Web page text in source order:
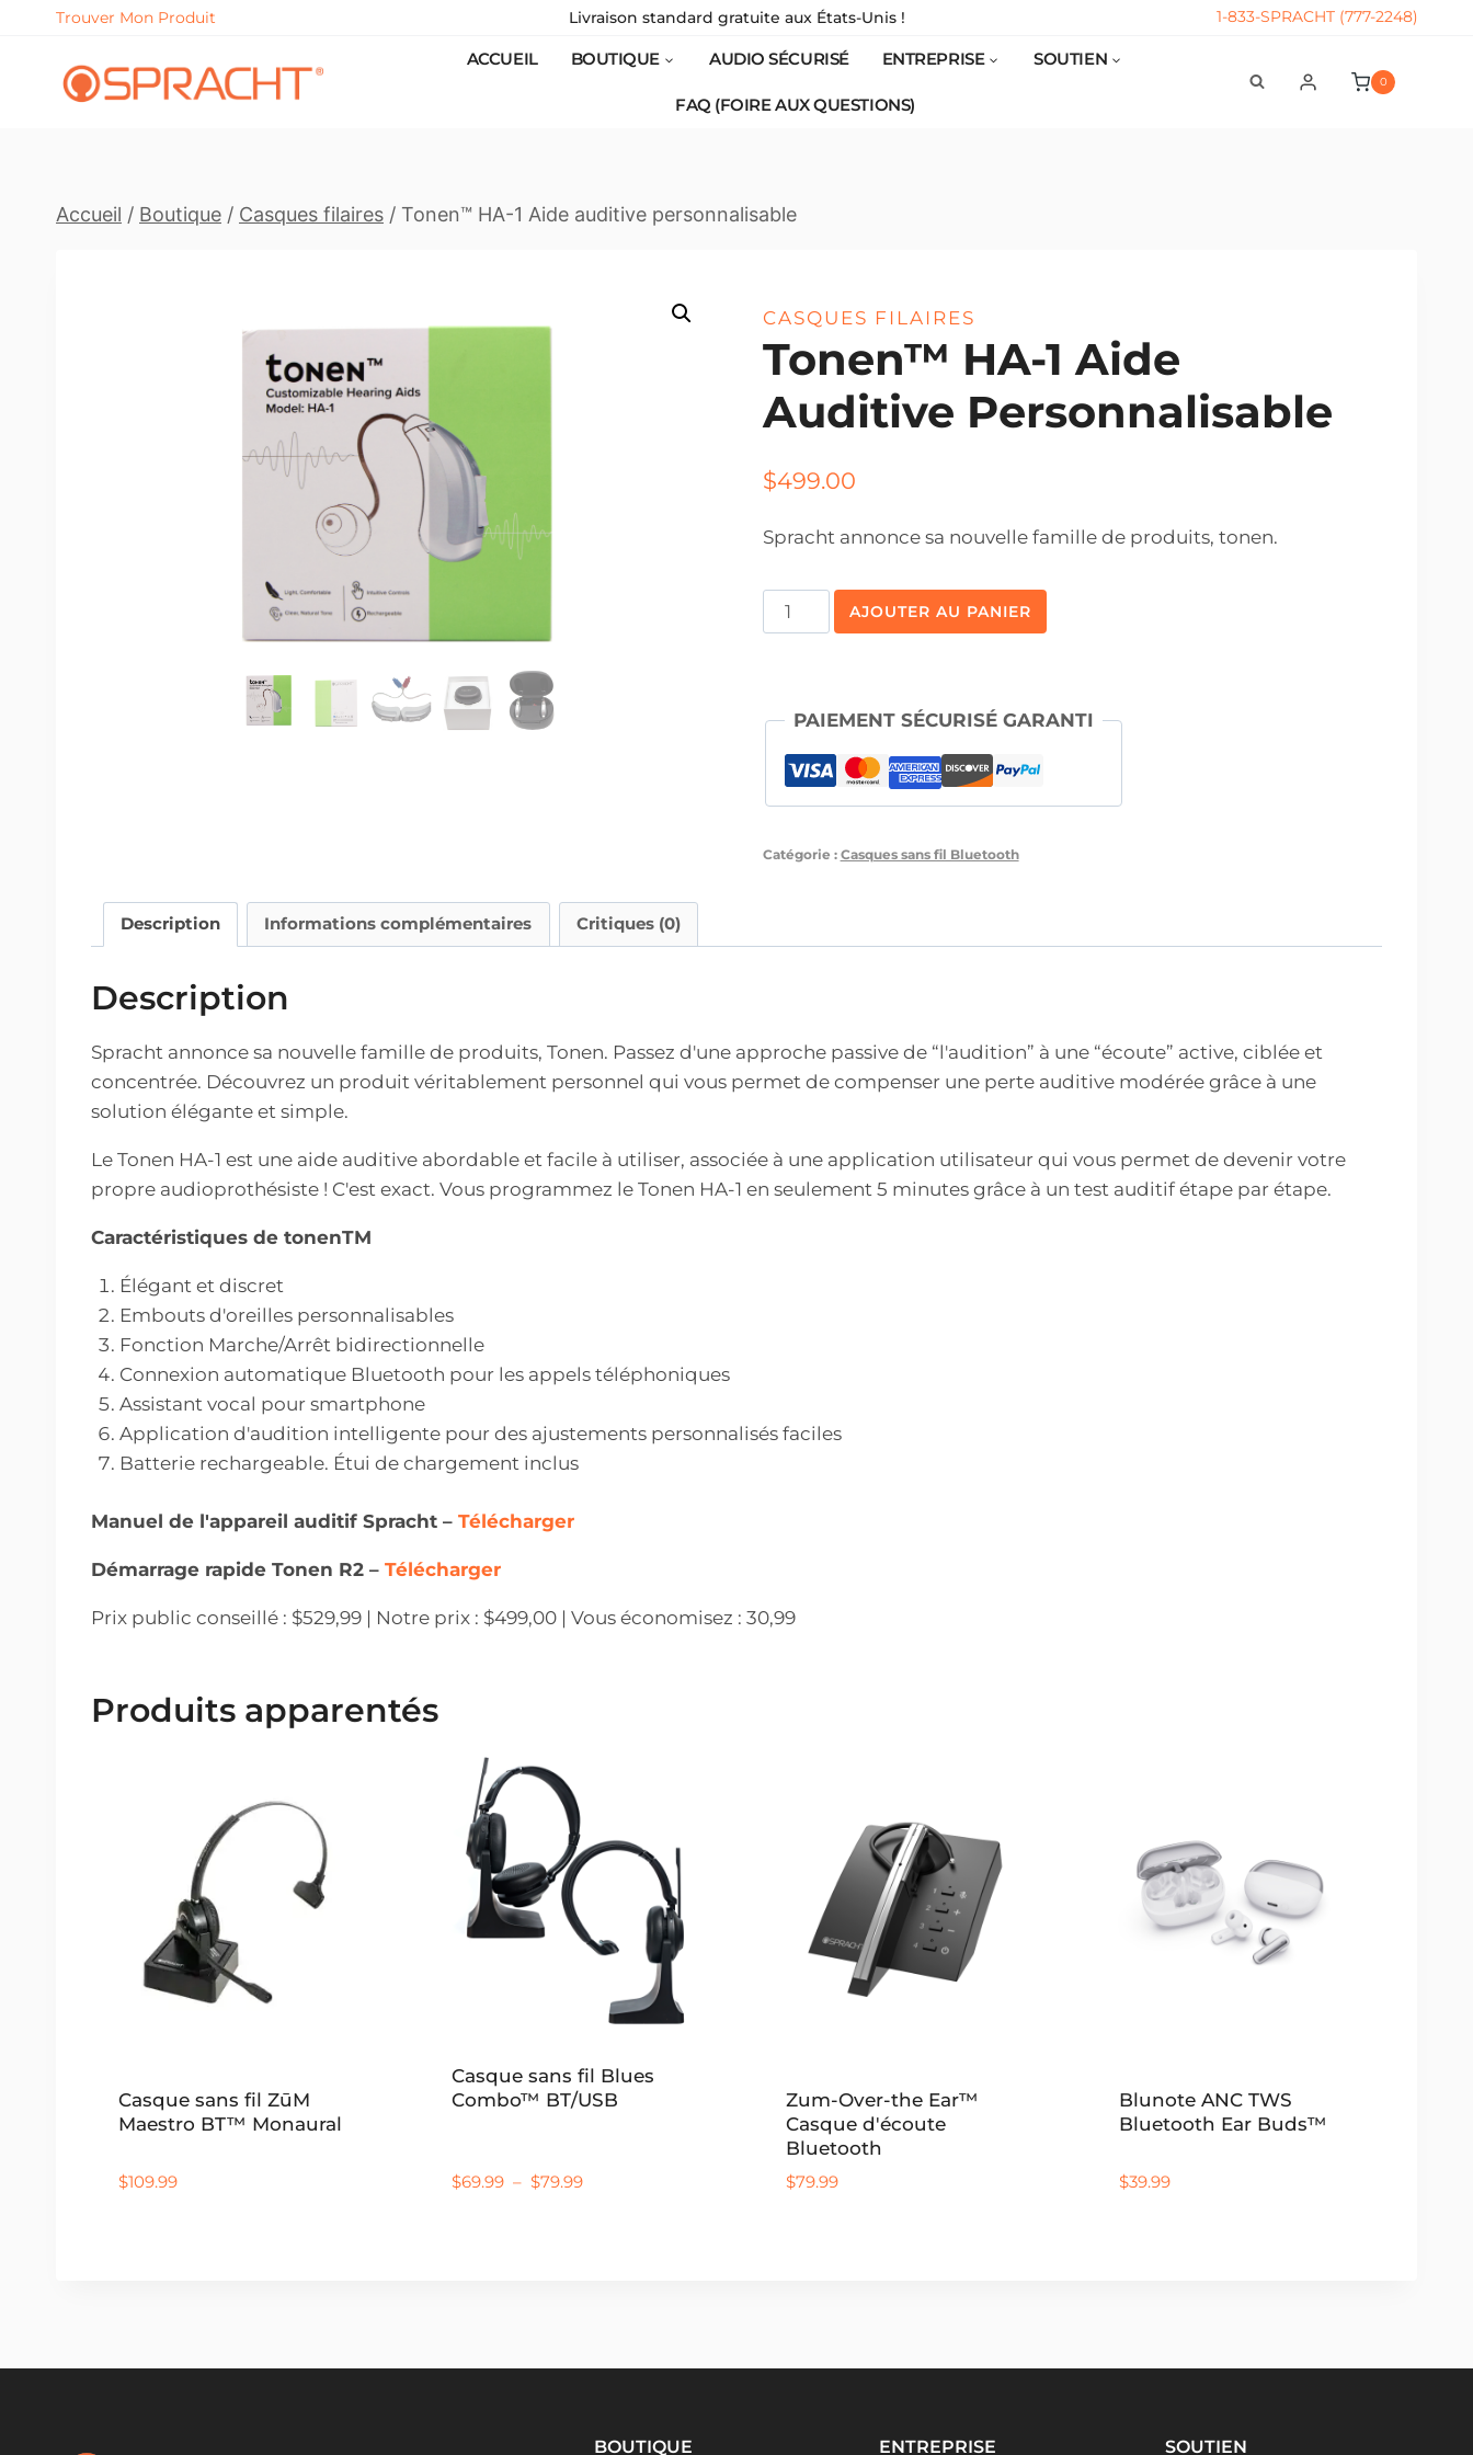
content
Trouver Mon Produit Livraison standard gratuite aux États-Unis ! 1-833-SPRACHT (777-2248)
ACCUEIL BOUTIQUE AUDIO SÉCURISÉ ENTREPRISE SOUTIEN
FAQ (FOIRE AUX QUESTIONS)
0
Accueil / Boutique / Casques filaires / Tonen™ HA-1 Aide auditive personnalisable
CASQUES FILAIRES
Tonen™ HA-1 Aide
Auditive Personnalisable
$499.00
Spracht annonce sa nouvelle famille de produits, tonen.
Quantité
Tonen™
Customizable
Hearing
Aids
AJOUTER AU PANIER
PAIEMENT SÉCURISÉ GARANTI
Catégorie : Casques sans fil Bluetooth
Description Informations complémentaires Critiques (0)
Description
Spracht annonce sa nouvelle famille de produits, Tonen. Passez d'une approche passive de “l'audition” à une “écoute” active, ciblée et
concentrée. Découvrez un produit véritablement personnel qui vous permet de compenser une perte auditive modérée grâce à une
solution élégante et simple.
Le Tonen HA-1 est une aide auditive abordable et facile à utiliser, associée à une application utilisateur qui vous permet de devenir votre
propre audioprothésiste ! C'est exact. Vous programmez le Tonen HA-1 en seulement 5 minutes grâce à un test auditif étape par étape.
Caractéristiques de tonenTM
Élégant et discret
Embouts d'oreilles personnalisables
Fonction Marche/Arrêt bidirectionnelle
Connexion automatique Bluetooth pour les appels téléphoniques
Assistant vocal pour smartphone
Application d'audition intelligente pour des ajustements personnalisés faciles
Batterie rechargeable. Étui de chargement inclus
Manuel de l'appareil auditif Spracht – Télécharger
Démarrage rapide Tonen R2 – Télécharger
Prix public conseillé : $529,99 | Notre prix : $499,00 | Vous économisez : 30,99
Produits apparentés
Casque sans fil ZūM
Maestro BT™ Monaural
$109.99
Casque sans fil Blues
Combo™ BT/USB
$69.99 – $79.99Plage
Zum-Over-the Ear™
Casque d'écoute
Bluetooth
$79.99
Blunote ANC TWS
Bluetooth Ear Buds™
$39.99
BOUTIQUE ENTREPRISE SOUTIEN